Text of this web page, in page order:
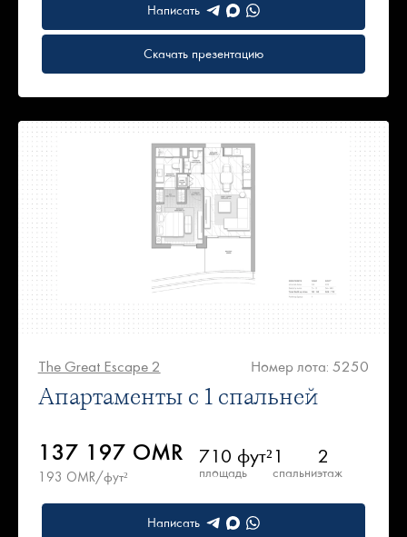
Написать
Скачать презентацию
The Great Escape 2 Номер лота: 5250
Апартаменты с 1 спальней
137 197 OMR
193 OMR/фут²
710 фут²
площадь
1
спальни
2
этаж
Написать